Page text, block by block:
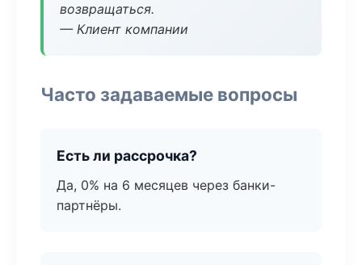
возвращаться.
— Клиент компании
Часто задаваемые вопросы
Есть ли рассрочка?
Да, 0% на 6 месяцев через банки-
партнёры.